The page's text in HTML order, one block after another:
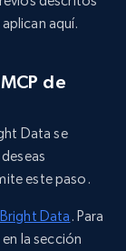
aquí.
de
Data se
este paso.
Data . Para
la sección